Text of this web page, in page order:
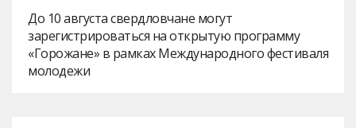
До 10 августа свердловчане могут
зарегистрироваться на открытую программу
«Горожане» в рамках Международного фестиваля
молодежи